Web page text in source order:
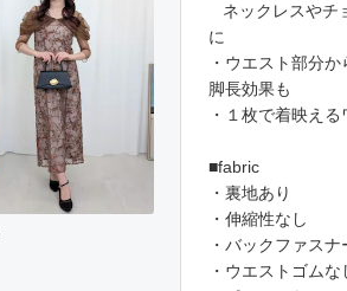
ネックレスやチ
に
・ウエスト部分
脚長効果も
・１枚で着映え
■fabric
・裏地あり
・伸縮性なし
・バックファスナ
・ウエストゴムな